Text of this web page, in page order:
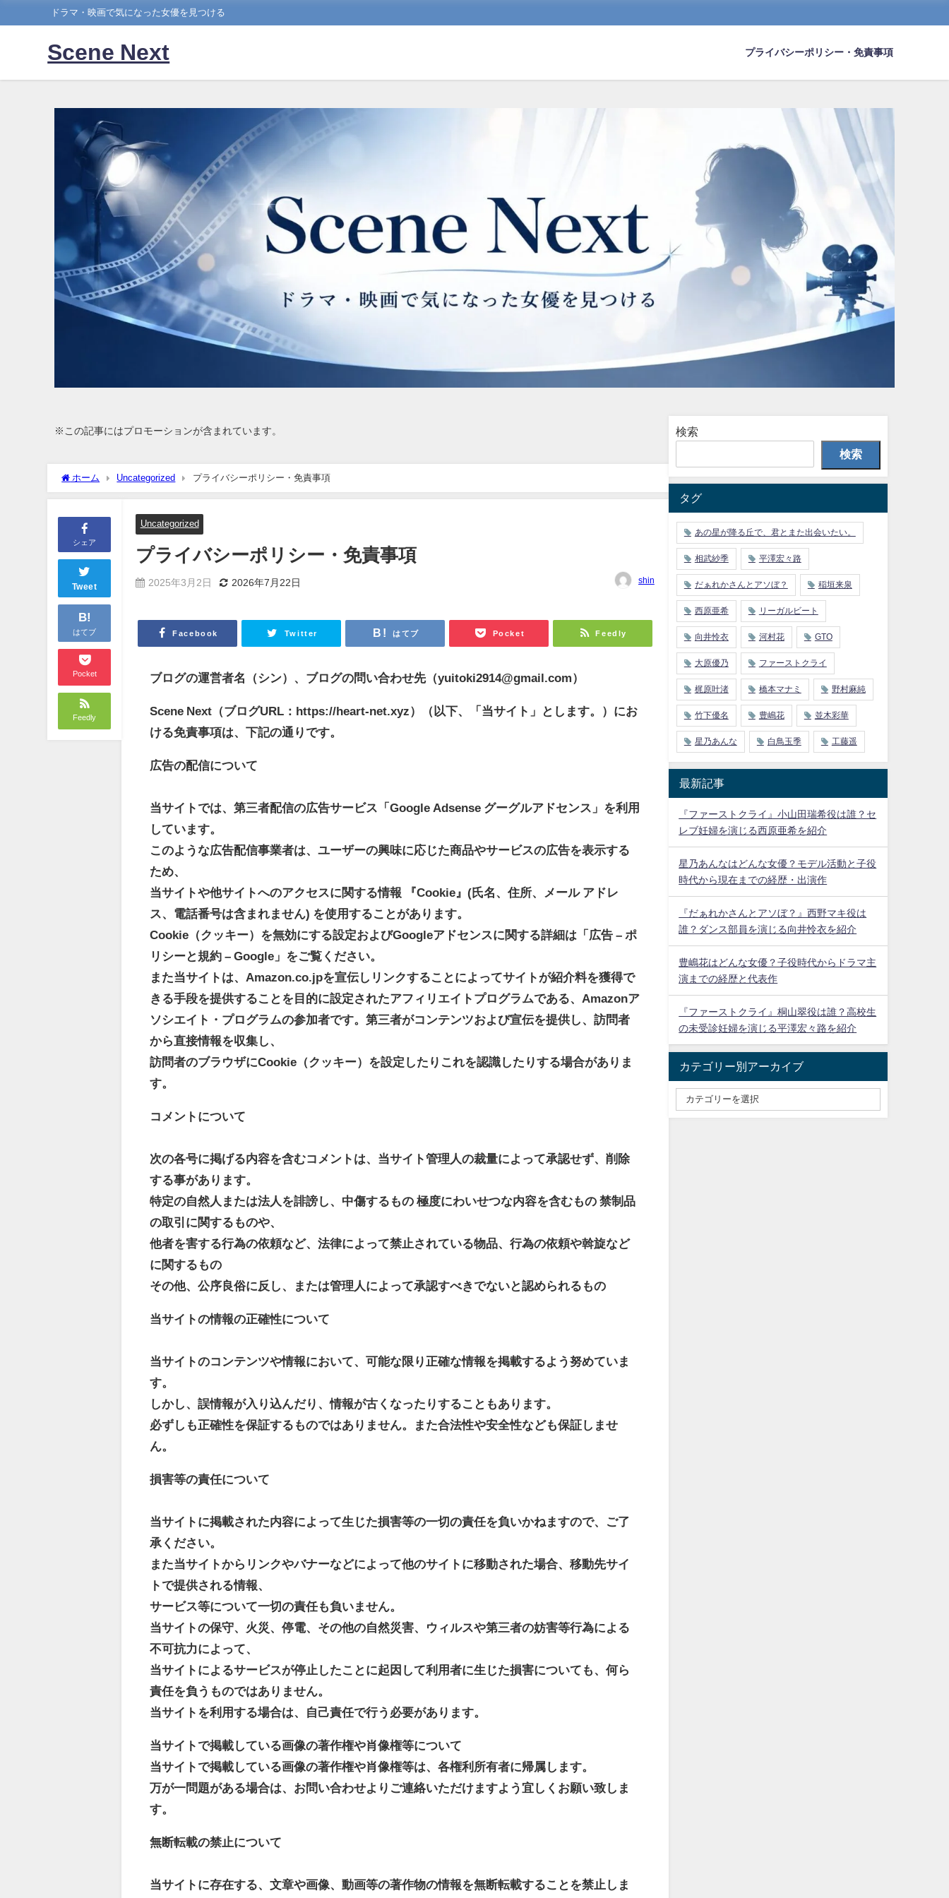
ドラマ・映画で気になった女優を見つける
Scene Next プライバシーポリシー・免責事項
※この記事にはプロモーションが含まれています。
ホーム Uncategorized プライバシーポリシー・免責事項
シェア
Tweet
B!
はてブ
Pocket
Feedly
Uncategorized
プライバシーポリシー・免責事項
2025年3月2日 2026年7月22日 shin
Facebook Twitter はてブ Pocket Feedly
ブログの運営者名（シン）、ブログの問い合わせ先（yuitoki2914@gmail.com）
Scene Next（ブログURL：https://heart-net.xyz）（以下、「当サイト」とします。）にお
ける免責事項は、下記の通りです。
広告の配信について
当サイトでは、第三者配信の広告サービス「Google Adsense グーグルアドセンス」を利用
しています。
このような広告配信事業者は、ユーザーの興味に応じた商品やサービスの広告を表示する
ため、
当サイトや他サイトへのアクセスに関する情報 『Cookie』(氏名、住所、メール アドレ
ス、電話番号は含まれません) を使用することがあります。
Cookie（クッキー）を無効にする設定およびGoogleアドセンスに関する詳細は「広告 – ポ
リシーと規約 – Google」をご覧ください。
また当サイトは、Amazon.co.jpを宣伝しリンクすることによってサイトが紹介料を獲得で
きる手段を提供することを目的に設定されたアフィリエイトプログラムである、Amazonア
ソシエイト・プログラムの参加者です。第三者がコンテンツおよび宣伝を提供し、訪問者
から直接情報を収集し、
訪問者のブラウザにCookie（クッキー）を設定したりこれを認識したりする場合がありま
す。
コメントについて
次の各号に掲げる内容を含むコメントは、当サイト管理人の裁量によって承認せず、削除
する事があります。
特定の自然人または法人を誹謗し、中傷するもの 極度にわいせつな内容を含むもの 禁制品
の取引に関するものや、
他者を害する行為の依頼など、法律によって禁止されている物品、行為の依頼や斡旋など
に関するもの
その他、公序良俗に反し、または管理人によって承認すべきでないと認められるもの
当サイトの情報の正確性について
当サイトのコンテンツや情報において、可能な限り正確な情報を掲載するよう努めていま
す。
しかし、誤情報が入り込んだり、情報が古くなったりすることもあります。
必ずしも正確性を保証するものではありません。また合法性や安全性なども保証しませ
ん。
損害等の責任について
当サイトに掲載された内容によって生じた損害等の一切の責任を負いかねますので、ご了
承ください。
また当サイトからリンクやバナーなどによって他のサイトに移動された場合、移動先サイ
トで提供される情報、
サービス等について一切の責任も負いません。
当サイトの保守、火災、停電、その他の自然災害、ウィルスや第三者の妨害等行為による
不可抗力によって、
当サイトによるサービスが停止したことに起因して利用者に生じた損害についても、何ら
責任を負うものではありません。
当サイトを利用する場合は、自己責任で行う必要があります。
当サイトで掲載している画像の著作権や肖像権等について
当サイトで掲載している画像の著作権や肖像権等は、各権利所有者に帰属します。
万が一問題がある場合は、お問い合わせよりご連絡いただけますよう宜しくお願い致しま
す。
無断転載の禁止について
当サイトに存在する、文章や画像、動画等の著作物の情報を無断転載することを禁止しま
検索
検索
タグ
あの星が降る丘で、君とまた出会いたい。
相武紗季 平澤宏々路
だぁれかさんとアソぼ？ 稲垣来泉
西原亜希 リーガルビート
向井怜衣 河村花 GTO
大原優乃 ファーストクライ
梶原叶渚 橋本マナミ 野村麻純
竹下優名 豊嶋花 並木彩華
星乃あんな 白鳥玉季 工藤遥
最新記事
『ファーストクライ』小山田瑞希役は誰？セ
レブ妊婦を演じる西原亜希を紹介
星乃あんなはどんな女優？モデル活動と子役
時代から現在までの経歴・出演作
『だぁれかさんとアソぼ？』西野マキ役は
誰？ダンス部員を演じる向井怜衣を紹介
豊嶋花はどんな女優？子役時代からドラマ主
演までの経歴と代表作
『ファーストクライ』桐山翠役は誰？高校生
の未受診妊婦を演じる平澤宏々路を紹介
カテゴリー別アーカイブ